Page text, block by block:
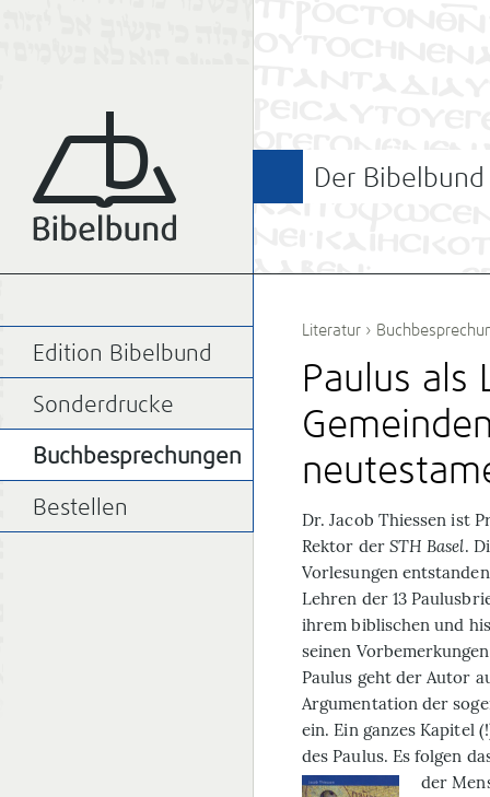
Der Bibelbund
Literatur ›
Paulus als
Dr. Jacob Thiessen ist
Rektor der STH Basel.
Vorlesungen
Lehren der 13
ihrem biblischen und
seinen
Paulus geht der Autor
Argumentation der
ein. Ein ganzes Kapitel
des Paulus. Es folgen
der
Edition Bibelbund
Sonderdrucke
Buchbesprechungen
Bestellen